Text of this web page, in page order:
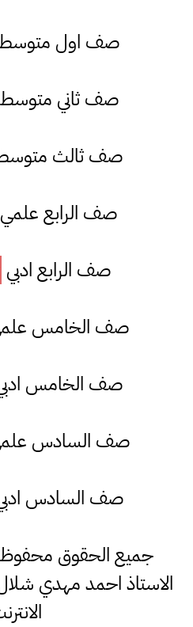
صف اول
صف ثاني متوسط
صف ثالث
صف الرابع علمي
صف الرابع ادبي
صف الخامس
صف الخامس
صف السادس
صف السادس
جميع الحقوق
الاستاذ احمد مهدي